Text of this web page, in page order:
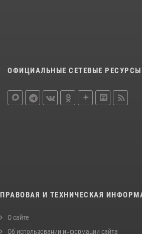
ОФИЦИАЛЬНЫЕ СЕТЕВЫЕ РЕСУРСЫ
ПРАВОВАЯ И ТЕХНИЧЕСКАЯ
О сайте
Об использовании информации сайта